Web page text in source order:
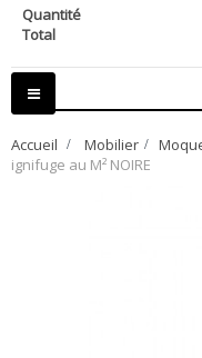
Quantité
Total
Basculer
la
Accueil > Mobilier >
ignifuge au M² NOIRE